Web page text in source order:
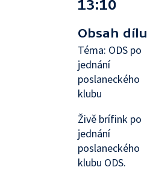
13:10
Obsah dílu
Téma: ODS po
jednání
poslaneckého
klubu
Živě brífink po
jednání
poslaneckého
klubu ODS.